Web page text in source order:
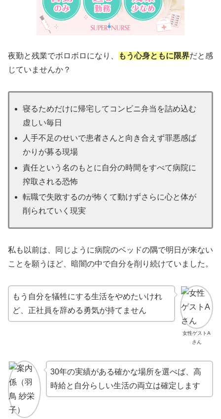
夜勤と残業でボロボロになり、 もう心身ともに限界だと感
じていませんか？
寝るためだけに帰宅してコンビニ弁当を詰め込む
虚しい毎日
人手不足のせいで患者さんと向き合えず罪悪感ば
かりが募る現場
責任という名のもとに自分の時間をすべて病院に
搾取される恐怖
転職で失敗するのが怖くて動けずさらに心と体が
削られていく現実
私も以前は、同じように病院のベッドの隅で明日が来ない
ことを願うほど、暗闇の中で自分を削り続けていました。
女性ゲストA
さん
もう自分を犠牲にする生活をやめたいけれ
ど、正社員を辞める勇気が持てません
30年の実績がある確かな場所を選べば、高
時給と自分らしい生活の両立は確定します